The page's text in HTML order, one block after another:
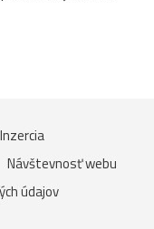
Inzercia
Návštevnosť webu
údajov